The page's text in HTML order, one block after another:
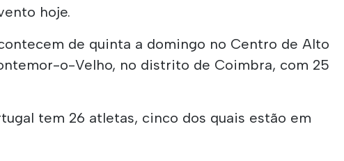
hoje.
de quinta a domingo no Centro de Alto
o-Velho, no distrito de Coimbra, com 25
tem 26 atletas, cinco dos quais estão em